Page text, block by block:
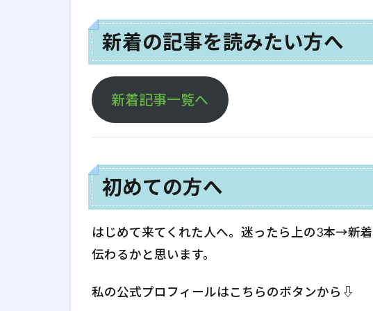
新着の記事を読みたい方へ
新着記事一覧へ
初めての方へ
はじめて来てくれた人へ。迷ったら上の3本→新
伝わるかと思います。
私の公式プロフィールはこちらのボタンから⇩